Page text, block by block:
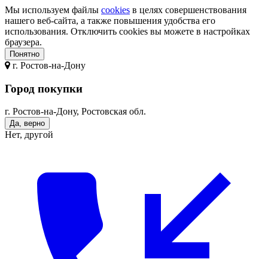
Мы используем файлы cookies в целях совершенствования
нашего веб-сайта, а также повышения удобства его
использования. Отключить cookies вы можете в настройках
браузера.
Понятно
г. Ростов-на-Дону
Город покупки
г. Ростов-на-Дону, Ростовская обл.
Да, верно
Нет, другой